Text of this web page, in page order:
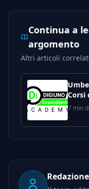
Continua a
argomento
Altri articoli
Corsi
7 min